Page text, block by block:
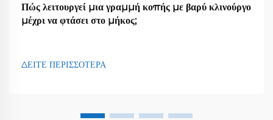
Πώς λειτουργεί μια γραμμή κοπής με βαρύ κλινούργο
μέχρι να φτάσει στο μήκος;
ΔΕΙΤΕ ΠΕΡΙΣΣΟΤΕΡΑ